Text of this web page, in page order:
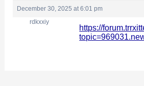
December 30, 2025 at 6:01 pm
rdkxxiy
https://